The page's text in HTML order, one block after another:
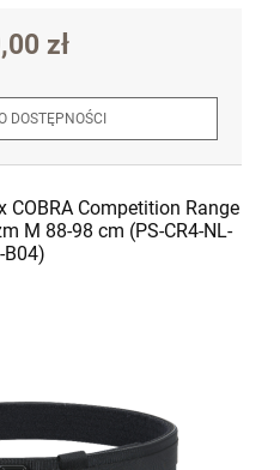
zł
DOSTĘPNOŚCI
COBRA Competition Range
M 88-98 cm (PS-CR4-NL-
B04)